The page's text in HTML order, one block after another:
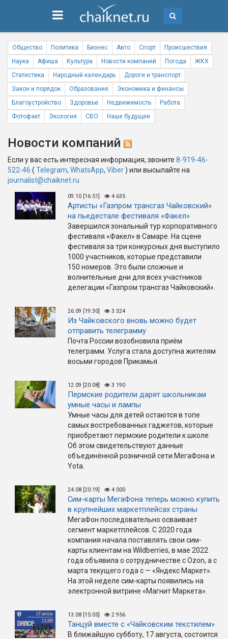
Общество Политика Бизнес Авто Спорт
Происшествия
Наука
Афиша Культура Новости компаний Погода
ЖКХ
Статистика
Народный календарь
Дороги и транспорт
Закон и порядок
Образование
Экономика и финансы
Благоустройство
Здоровье Недвижимость
Работа
Фотофакт
Экология СВО Наше будущее
Новости компаний
Если у вас есть интересная информация, звоните 8-919-46-
522-46 ( Telegram, WhatsApp, Viber) или высылайте на
journalist@chaiknet.ru
09.10 [16:51] 4 635
Артисты «Газпром трансгаз Чайковский»
на пьедестале фестиваля «Факел»
Завершился зональный тур корпоративного
фестиваля «Факел» в Самаре. На сцене
фестиваля за три конкурсных дня выступило
1000 участников, которые представили
150 номеров. Это были сложные и
волнительные дни для всех участников
делегации «Газпром трансгаз Чайковский».
26.09 [19:30] 3 324
Из Чайковского вновь можно будет
отправить телеграмму
Почта России возобновила приём
телеграмм. Услуга стала доступна жителям
восьми городов Прикамья.
12.09 [20:08] 3 190
Пермские родители дарят школьникам
умные часы и лампы
Умные часы для детей остаются в топе
самых востребованных гаджетов, которые
приобретают пермские родители к школе.
Об этом свидетельствуют данные
объединённой розничной сети МегаФона и
Yota.
24.08 [20:19] 4 000
Сим-карты МегаФона теперь можно купить
в крупнейших маркетплейсах страны
МегаФон последовательно осваивает
сегмент маркетплейсов. С 2020 года
компания начала поставлять свои сим-
карты клиентам на Wildberries, в мае 2022
года объявила о сотрудничестве с Ozon, а с
марта текущего года с — «Яндекс Маркет».
На этой неделе сим-карты появились на
электронной витрине «Магнит Маркета».
13.08 [15:05] 2 956
Танцуй вместе с «Чайковским текстилем»
В ближайшую субботу, 17 августа, состоится